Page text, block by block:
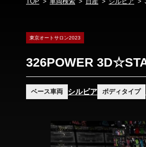
東京オートサロン2023
326POWER
ベース車両 シルビア ボディタイプ